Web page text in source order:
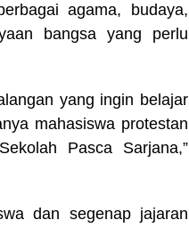
agama, budaya,
bangsa yang perlu
yang ingin belajar
mahasiswa protestan
Pasca Sarjana,”
dan segenap jajaran